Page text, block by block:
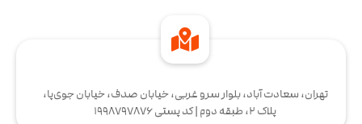
تهران، سعادت آباد، بلوار سرو غربی، خیابان صدف، خیابان جوی‌پا،
پلاک 2، طبقه دوم | کد پستی 1998797876